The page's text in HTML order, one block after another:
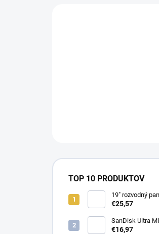
TOP 10 PRODUKTOV
19" rozvodný
8x230V, vypínač,
kabel 3m Acar
€25,57
SanDisk Ultra
32GB 120MB/s
€16,97